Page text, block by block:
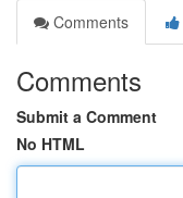
Comments
Comments
Submit a Comment
No HTML